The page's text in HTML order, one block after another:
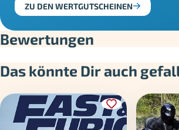
ZU DEN WERTGUTSCHEINEN
Bewertungen
Das könnte Dir auch